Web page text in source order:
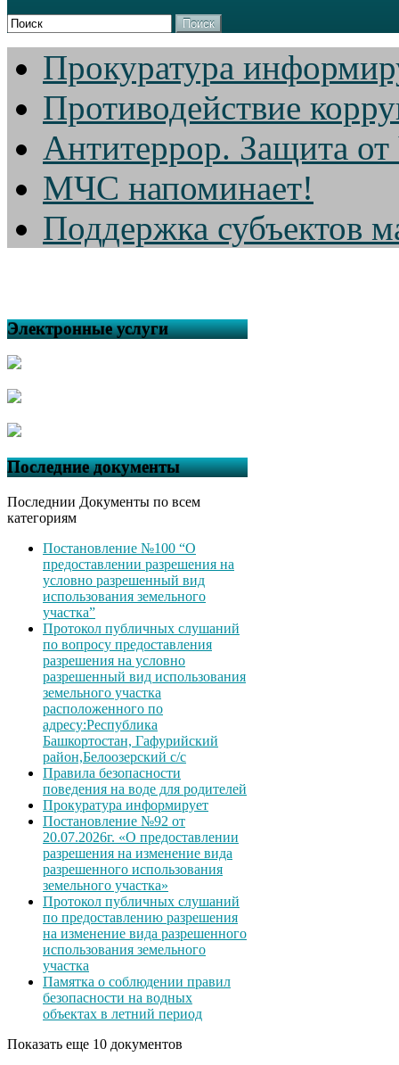
Поиск
Прокуратура
Противодействие
Антитеррор. Защита
МЧС напоминает!
Поддержка субъектов
Электронные услуги
Последние документы
Последнии Документы по всем
категориям
Постановление №100 “О
предоставлении разрешения на
условно разрешенный вид
использования земельного
участка”
Протокол публичных слушаний
по вопросу предоставления
разрешения на условно
разрешенный вид использования
земельного участка
расположенного по
адресу:Республика
Башкортостан, Гафурийский
район,Белоозерский с/с
Правила безопасности
поведения на воде для родителей
Прокуратура информирует
Постановление №92 от
20.07.2026г. «О предоставлении
разрешения на изменение вида
разрешенного использования
земельного участка»
Протокол публичных слушаний
по предоставлению разрешения
на изменение вида разрешенного
использования земельного
участка
Памятка о соблюдении правил
безопасности на водных
объектах в летний период
Показать еще 10 документов